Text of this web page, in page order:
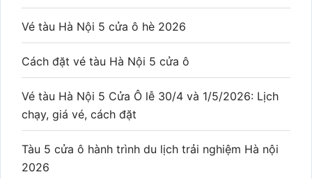
Vé tàu Hà Nội 5 cửa ô hè 2026
Cách đặt vé tàu Hà Nội 5 cửa ô
Vé tàu Hà Nội 5 Cửa Ô lễ 30/4 và 1/5/2026: Lịch
chạy, giá vé, cách đặt
Tàu 5 cửa ô hành trình du lịch trải nghiệm Hà nội
2026